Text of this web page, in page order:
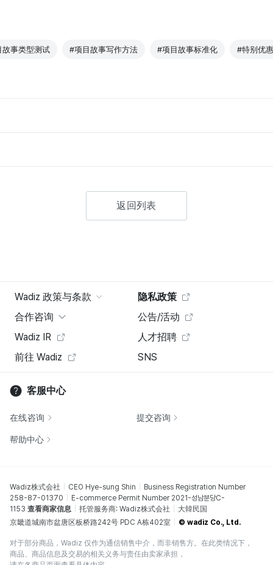
故事类型测试 #项目故事写作方法 #项目故事标准化 #特别优
返回列表
Wadiz 政策与条款
隐私政策
合作咨询
公告/活动
Wadiz IR
人才招聘
前往 Wadiz
SNS
客服中心
在线咨询 提交咨询
帮助中心
Wadiz株式会社 CEO Hye-sung Shin
Business Registration Number
258-87-01370
E-commerce Permit Number 2021-성남분당C-
1153 查看商家信息 托管服务商: Wadiz株式会社
大韓民国
京畿道城南市盆唐区板桥路242号 PDC A栋402室
© wadiz Co., Ltd.
对于部分商品，Wadiz 仅作为通信销售中介，而非销售方。在此类情况下，
商品、商品信息及交易的相关义务与责任由卖家承担，